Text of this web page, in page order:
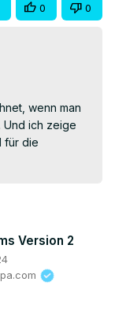
0 0
wenn man
Und ich zeige
für die
ii
Version 2